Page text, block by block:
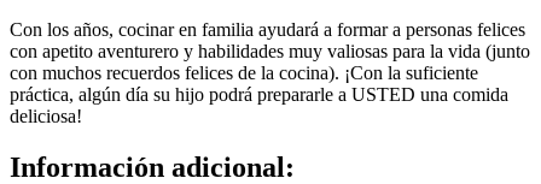
Con los años, cocinar en familia ayudará a formar a personas felices
con apetito aventurero y habilidades muy valiosas para la vida (junto
con muchos recuerdos felices de la cocina). ¡Con la suficiente
práctica, algún día su hijo podrá prepararle a USTED una comida
deliciosa!
Información adicional: